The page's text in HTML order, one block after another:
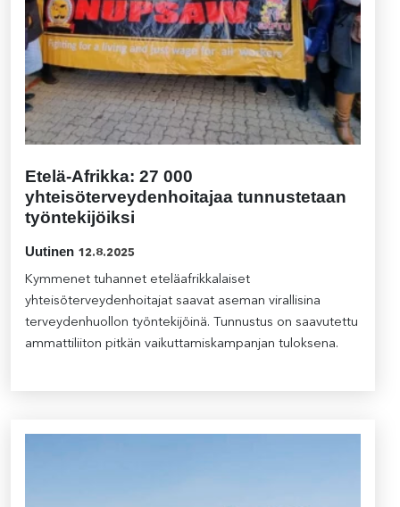
Etelä-Afrikka: 27 000
yhteisöterveydenhoitajaa tunnustetaan
työntekijöiksi
Uutinen 12.8.2025
Kymmenet tuhannet eteläafrikkalaiset
yhteisöterveydenhoitajat saavat aseman virallisina
terveydenhuollon työntekijöinä. Tunnustus on saavutettu
ammattiliiton pitkän vaikuttamiskampanjan tuloksena.